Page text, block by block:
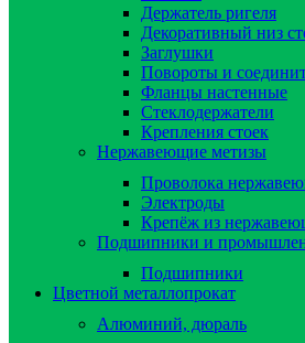
Держатель ригеля
Декоративный низ
Заглушки
Повороты и
Фланцы настенные
Стеклодержатели
Крепления стоек
Нержавеющие метизы
Проволока
Электроды
Крепёж из
Подшипники и
Подшипники
Цветной металлопрокат
Алюминий, дюраль